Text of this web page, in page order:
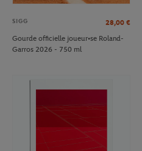
SIGG 28,00 €
Gourde officielle joueur•se Roland-
Garros 2026 - 750 ml